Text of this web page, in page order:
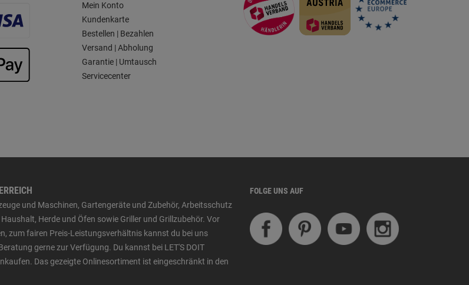
Mein Konto
Kundenkarte
Bestellen | Bezahlen
Versand | Abholung
Garantie | Umtausch
Servicecenter
und Maschinen, Gartengeräte und Zubehör, Arbeitsschutz
Herde und Öfen sowie Griller und Grillzubehör. Vor
zum fairen Preis-Leistungsverhältnis kannst du bei uns
gerne zur Verfügung. Du kannst bei LET'S DOIT
Das gezeigte Onlinesortiment ist eingeschränkt in den
FOLGE UNS AUF